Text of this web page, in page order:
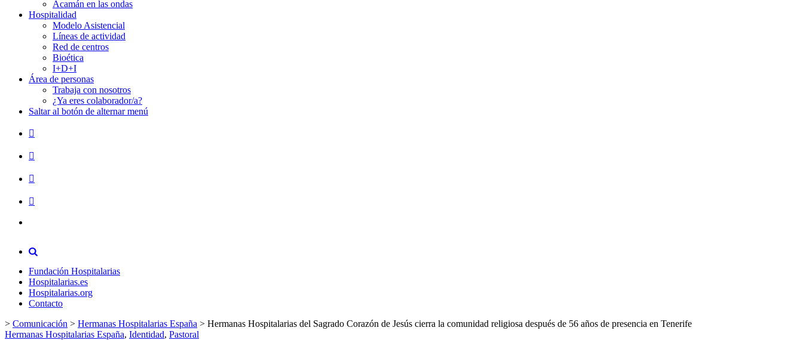
Acamán en las ondas
Hospitalidad
Modelo Asistencial
Líneas de actividad
Red de centros
Bioética
I+D+I
Área de personas
Trabaja con nosotros
¿Ya eres colaborador/a?
Saltar al botón de alternar menú
Fundación Hospitalarias
Hospitalarias.es
Hospitalarias.org
Contacto
> Comunicación > Hermanas Hospitalarias España > Hermanas Hospitalarias del Sagrado Corazón de Jesús cierra la comunidad religiosa después de 56 años de presencia en Tenerife
Hermanas Hospitalarias España, Identidad, Pastoral